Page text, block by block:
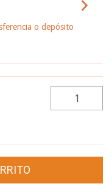
o depósito